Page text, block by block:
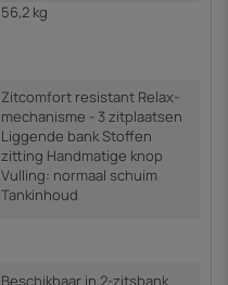
56,2 kg
Zitcomfort resistant Relax-
mechanisme - 3 zitplaatsen
Liggende bank Stoffen
zitting Handmatige knop
Vulling: normaal schuim
Tankinhoud
Beschikbaar in 2-zitsbank